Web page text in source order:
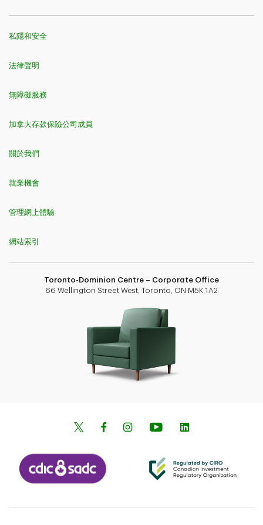
私隱和安全
法律聲明
無障礙服務
加拿大存款保險公司成員
關於我們
就業機會
管理網上體驗
網站索引
Toronto-Dominion Centre – Corporate Office
66 Wellington Street West, Toronto, ON M5K 1A2